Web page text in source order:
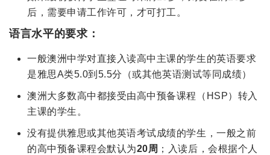
后，需要申请工作许可，才可打工。
语言水平的要求：
一般澳洲中学对直接入读高中主课的学生的英语要求
是雅思A类5.0到 5.5分（或其他英语测试等同成绩）
澳洲大多数高中都接受由高中预备课程（ HSP）转入
主课的学生。
没有提供雅思或其他英语考试成绩的学生，一般之前
的高中预备课程会默认为20周 ；入读后，会根据个人